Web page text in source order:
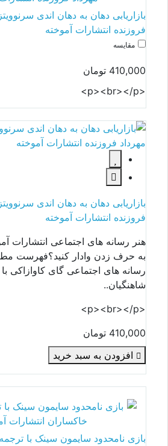
بازاریابی دهان به دهان اندی
فروزنده انتشارات آموخته
مقایسه
410,000 تومان
بازاریابی دهان به دهان اندی
فروزنده انتشارات آموخته
هنر رسانه های اجتماعی انتشارات
به حرف زدن وادار کنید؟فهرست
رسانه های اجتماعی گای کاوازاکی با
شاهنگیان..
410,000 تومان
افزودن به سبد خرید
بازی نامحدود سایمون سینک با ترجمه